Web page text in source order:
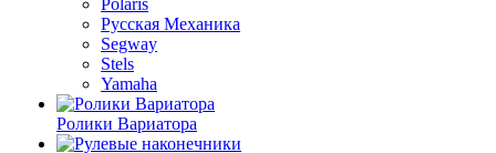
Polaris
Русская Механика
Segway
Stels
Yamaha
Ролики Вариатора